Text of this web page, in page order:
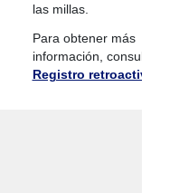
las millas.
Para obtener más
información, consulte
Registro retroactivo